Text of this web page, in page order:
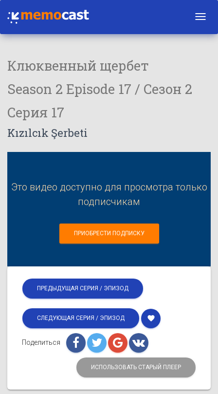
Клюквенный щербет
Season 2 Episode 17 / Сезон 2
Серия 17
Kızılcık Şerbeti
Это видео доступно для просмотра только
подписчикам
ПРИОБРЕСТИ ПОДПИСКУ
ПРЕДЫДУЩАЯ СЕРИЯ / ЭПИЗОД
СЛЕДУЮЩАЯ СЕРИЯ / ЭПИЗОД favorite
Поделиться
ИСПОЛЬЗОВАТЬ СТАРЫЙ ПЛЕЕР